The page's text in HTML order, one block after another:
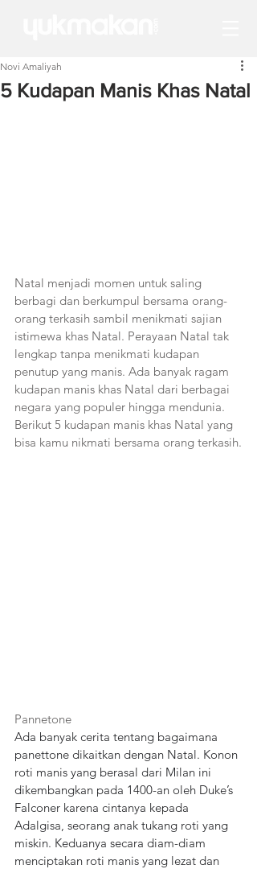
5 Kudapan Manis Khas Natal
Novi Amaliyah
Natal menjadi momen untuk saling
berbagi dan berkumpul bersama orang-
orang terkasih sambil menikmati sajian
istimewa khas Natal. Perayaan Natal tak
lengkap tanpa menikmati kudapan
penutup yang manis. Ada banyak ragam
kudapan manis khas Natal dari berbagai
negara yang populer hingga mendunia.
Berikut 5 kudapan manis khas Natal yang
bisa kamu nikmati bersama orang terkasih.
Pannetone
Ada banyak cerita tentang bagaimana
panettone dikaitkan dengan Natal. Konon
roti manis yang berasal dari Milan ini
dikembangkan pada 1400-an oleh Duke’s
Falconer karena cintanya kepada
Adalgisa, seorang anak tukang roti yang
miskin. Keduanya secara diam-diam
menciptakan roti manis yang lezat dan